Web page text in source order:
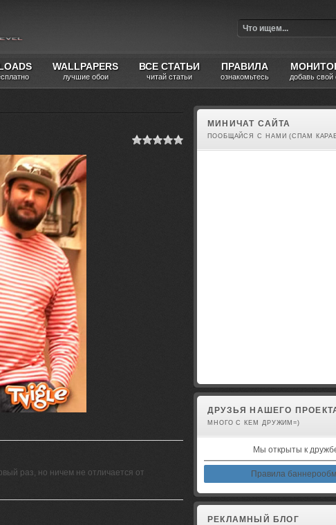
WALLPAPERS
лучшие обои
ВСЕ СТАТЬИ
читай статьи
ПРАВИЛА
ознакомьтесь добавь свой
раз, но ничем не отличается от
МИНИЧАТ САЙТА
ПООБЩАЙСЯ С НАМИ (СПАМ
ДРУЗЬЯ НАШЕГО
МНОГО С КЕМ ДРУЖИМ=)
Мы открыты к
Правила
РЕКЛАМНЫЙ БЛОГ